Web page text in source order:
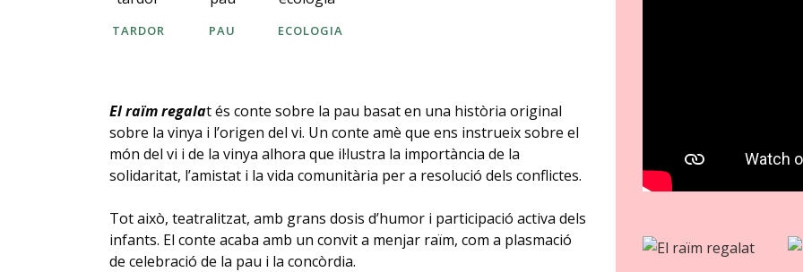
TARDOR PAU ECOLOGIA
El raïm regalat és conte sobre la pau basat en una història original
sobre la vinya i l’origen del vi. Un conte amè que ens instrueix sobre el
món del vi i de la vinya alhora que il·lustra la importància de la
solidaritat, l’amistat i la vida comunitària per a resolució dels conflictes.
Tot això, teatralitzat, amb grans dosis d’humor i participació activa dels
infants. El conte acaba amb un convit a menjar raïm, com a plasmació
de celebració de la pau i la concòrdia.